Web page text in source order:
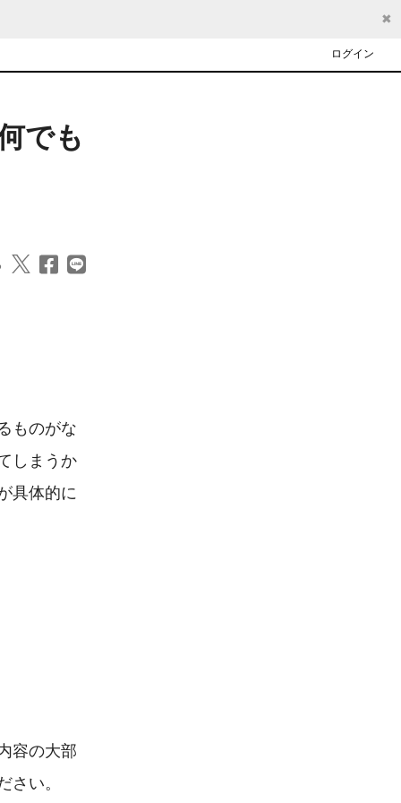
✖
ログイン
でも
ものがな
しまうか
具体的に
容の大部
さい。